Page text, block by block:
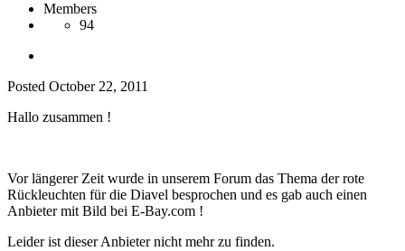
Members
94
Posted October 22, 2011
Hallo zusammen !
Vor längerer Zeit wurde in unserem Forum das Thema der rote
Rückleuchten für die Diavel besprochen und es gab auch einen
Anbieter mit Bild bei E-Bay.com !
Leider ist dieser Anbieter nicht mehr zu finden.